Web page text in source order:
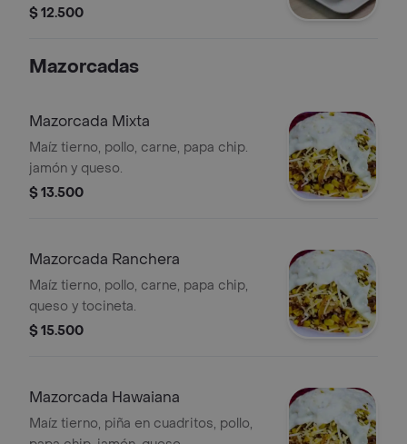
queso.
$ 12.500
Mazorcadas
Mazorcada Mixta
Maíz tierno, pollo, carne, papa chip.
jamón y queso.
$ 13.500
Mazorcada Ranchera
Maíz tierno, pollo, carne, papa chip,
queso y tocineta.
$ 15.500
Mazorcada Hawaiana
Maíz tierno, piña en cuadritos, pollo,